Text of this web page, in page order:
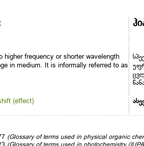
higher frequency or shorter wavelength
in medium. It is informally referred to as
(effect)
(Glossary of terms used in physical organic